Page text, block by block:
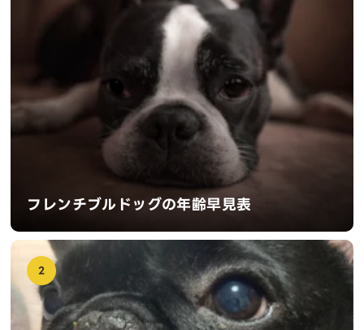
フレンチブルドッグの年齢早見表
2